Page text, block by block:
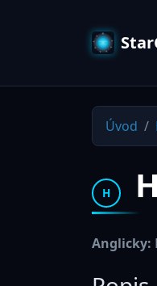
Úvod
H
Anglicky: